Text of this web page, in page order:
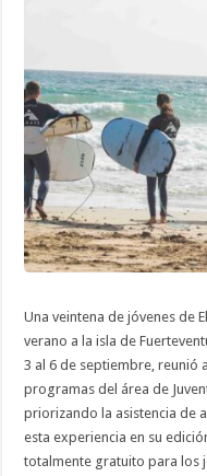
Una veintena de jóvenes de
verano a la isla de
3 al 6 de septiembre, reunió
programas del área de
priorizando la asistencia de
esta experiencia en su
totalmente gratuito para los